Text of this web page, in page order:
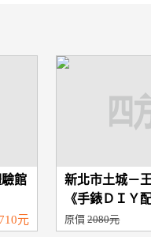
館
元
新北市土城－
《手錶ＤＩＹ
原價2080元